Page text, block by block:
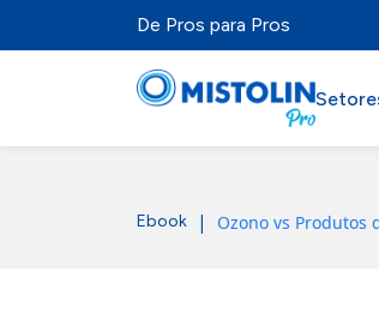
De Pros para Pros
Ebook | Ozono vs Produtos